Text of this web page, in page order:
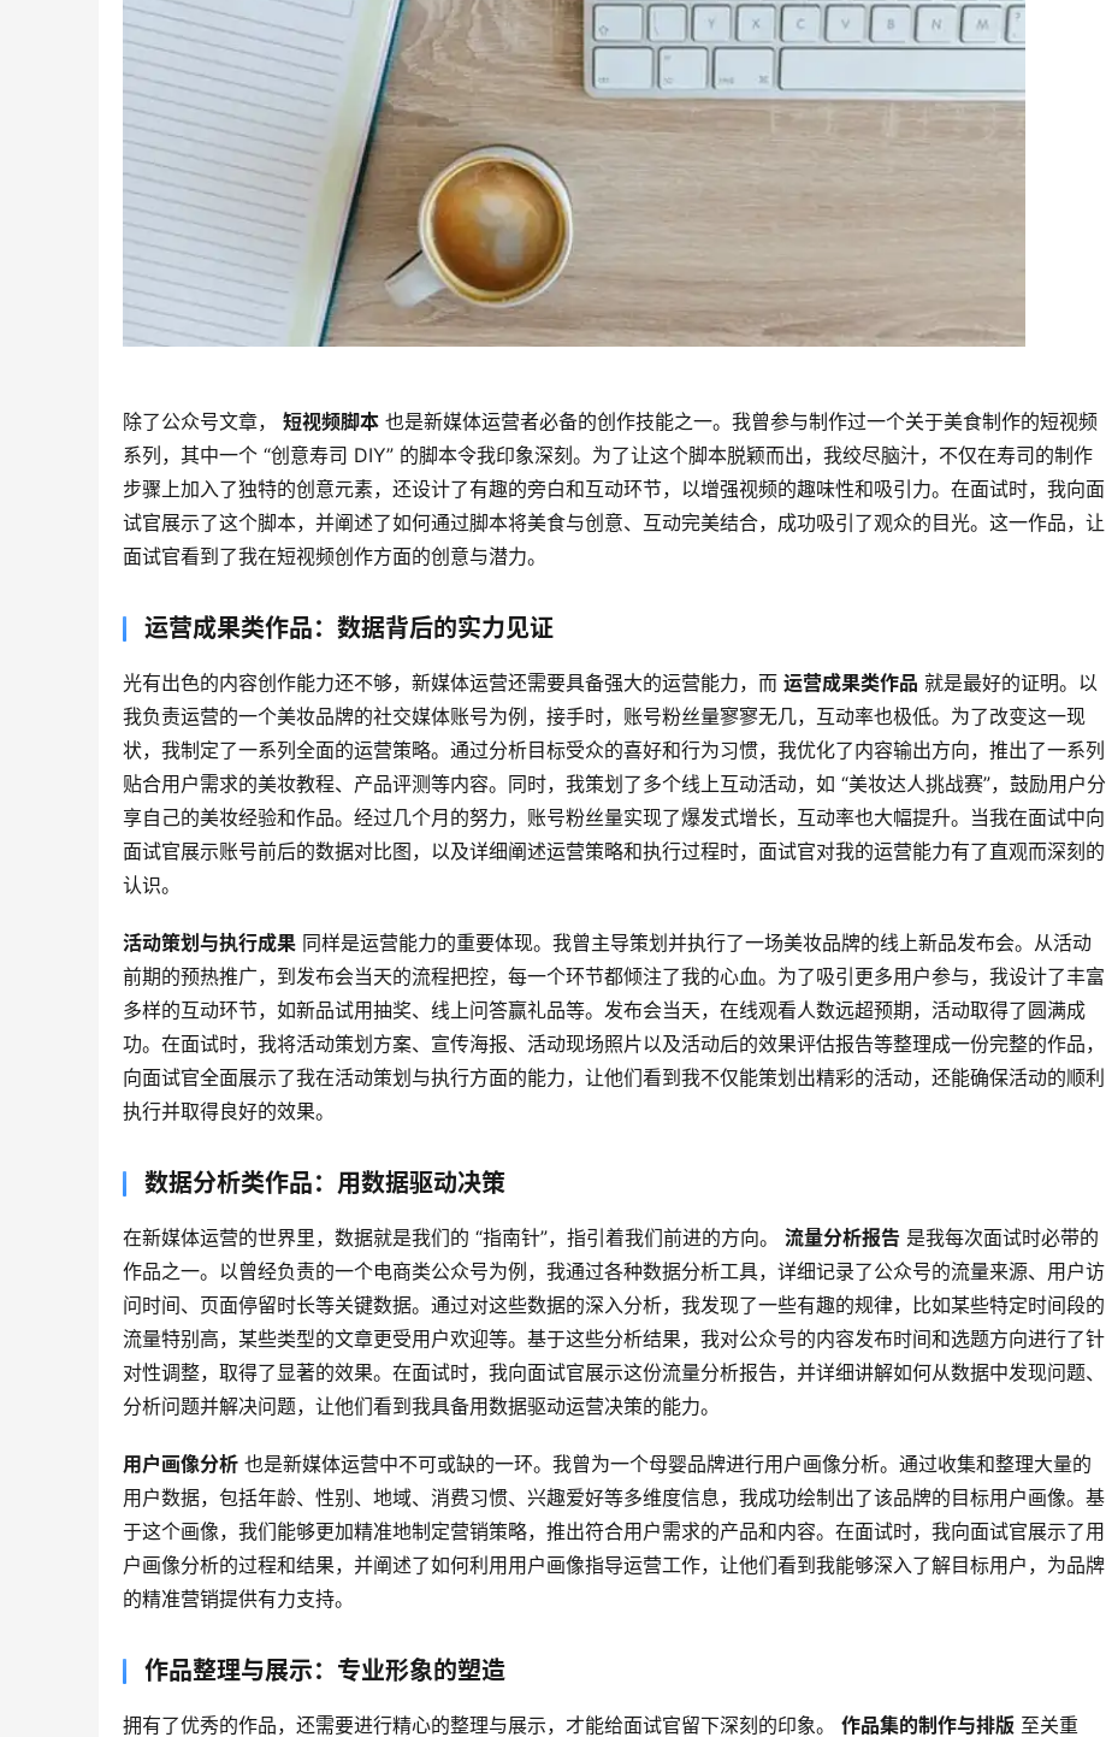
除了公众号文章， 短视频脚本 也是新媒体运营者必备的创作技能之一。我曾参与制作过一个关于美食制作的短视频
系列，其中一个 “创意寿司 DIY” 的脚本令我印象深刻。为了让这个脚本脱颖而出，我绞尽脑汁，不仅在寿司的制作
步骤上加入了独特的创意元素，还设计了有趣的旁白和互动环节，以增强视频的趣味性和吸引力。在面试时，我向面
试官展示了这个脚本，并阐述了如何通过脚本将美食与创意、互动完美结合，成功吸引了观众的目光。这一作品，让
面试官看到了我在短视频创作方面的创意与潜力。
运营成果类作品：数据背后的实力见证
光有出色的内容创作能力还不够，新媒体运营还需要具备强大的运营能力，而 运营成果类作品 就是最好的证明。以
我负责运营的一个美妆品牌的社交媒体账号为例，接手时，账号粉丝量寥寥无几，互动率也极低。为了改变这一现
状，我制定了一系列全面的运营策略。通过分析目标受众的喜好和行为习惯，我优化了内容输出方向，推出了一系列
贴合用户需求的美妆教程、产品评测等内容。同时，我策划了多个线上互动活动，如 “美妆达人挑战赛”，鼓励用户分
享自己的美妆经验和作品。经过几个月的努力，账号粉丝量实现了爆发式增长，互动率也大幅提升。当我在面试中向
面试官展示账号前后的数据对比图，以及详细阐述运营策略和执行过程时，面试官对我的运营能力有了直观而深刻的
认识。
活动策划与执行成果 同样是运营能力的重要体现。我曾主导策划并执行了一场美妆品牌的线上新品发布会。从活动
前期的预热推广，到发布会当天的流程把控，每一个环节都倾注了我的心血。为了吸引更多用户参与，我设计了丰富
多样的互动环节，如新品试用抽奖、线上问答赢礼品等。发布会当天，在线观看人数远超预期，活动取得了圆满成
功。在面试时，我将活动策划方案、宣传海报、活动现场照片以及活动后的效果评估报告等整理成一份完整的作品，
向面试官全面展示了我在活动策划与执行方面的能力，让他们看到我不仅能策划出精彩的活动，还能确保活动的顺利
执行并取得良好的效果。
数据分析类作品：用数据驱动决策
在新媒体运营的世界里，数据就是我们的 “指南针”，指引着我们前进的方向。 流量分析报告 是我每次面试时必带的
作品之一。以曾经负责的一个电商类公众号为例，我通过各种数据分析工具，详细记录了公众号的流量来源、用户访
问时间、页面停留时长等关键数据。通过对这些数据的深入分析，我发现了一些有趣的规律，比如某些特定时间段的
流量特别高，某些类型的文章更受用户欢迎等。基于这些分析结果，我对公众号的内容发布时间和选题方向进行了针
对性调整，取得了显著的效果。在面试时，我向面试官展示这份流量分析报告，并详细讲解如何从数据中发现问题、
分析问题并解决问题，让他们看到我具备用数据驱动运营决策的能力。
用户画像分析 也是新媒体运营中不可或缺的一环。我曾为一个母婴品牌进行用户画像分析。通过收集和整理大量的
用户数据，包括年龄、性别、地域、消费习惯、兴趣爱好等多维度信息，我成功绘制出了该品牌的目标用户画像。基
于这个画像，我们能够更加精准地制定营销策略，推出符合用户需求的产品和内容。在面试时，我向面试官展示了用
户画像分析的过程和结果，并阐述了如何利用用户画像指导运营工作，让他们看到我能够深入了解目标用户，为品牌
的精准营销提供有力支持。
作品整理与展示：专业形象的塑造
拥有了优秀的作品，还需要进行精心的整理与展示，才能给面试官留下深刻的印象。 作品集的制作与排版 至关重